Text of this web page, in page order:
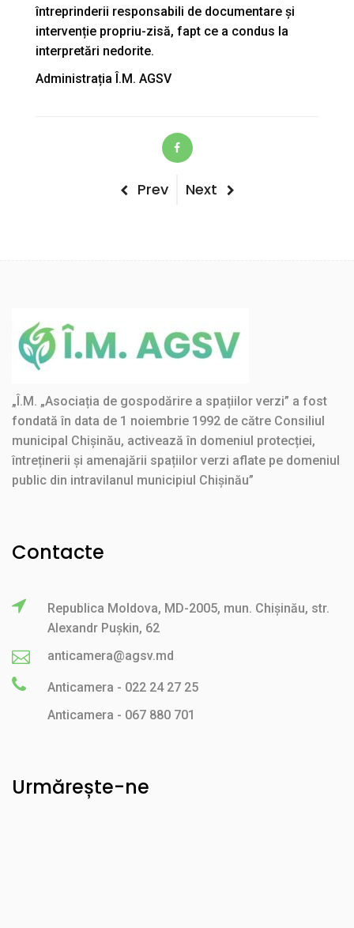
întreprinderii responsabili de documentare și
intervenție propriu-zisă, fapt ce a condus la
interpretări nedorite.
Administrația Î.M. AGSV
Previous
Prev
Next
Next
„Î.M. „Asociația de gospodărire a spațiilor verzi” a fost
fondată în data de 1 noiembrie 1992 de către Consiliul
municipal Chișinău, activează în domeniul protecției,
întreținerii și amenajării spațiilor verzi aflate pe domeniul
public din intravilanul municipiul Chișinău”
Contacte
Republica Moldova, MD-2005, mun. Chișinău, str.
Alexandr Pușkin, 62
anticamera@agsv.md
Anticamera - 022 24 27 25
Anticamera - 067 880 701
Urmărește-ne